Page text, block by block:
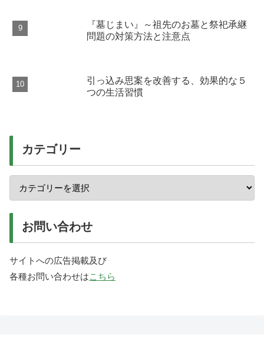
『墓じまい』～祖先のお墓と祭祀承継
問題の対策方法と注意点
引っ込み思案を改善する、効果的な５
つの生活習慣
カテゴリー
お問い合わせ
サイトへの広告掲載及び
各種お問い合わせは こちら